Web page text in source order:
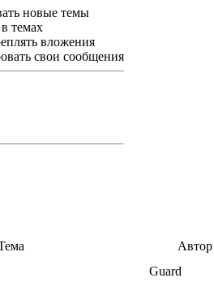
новые темы
темах
вложения
свои сообщения
Автор
Guard